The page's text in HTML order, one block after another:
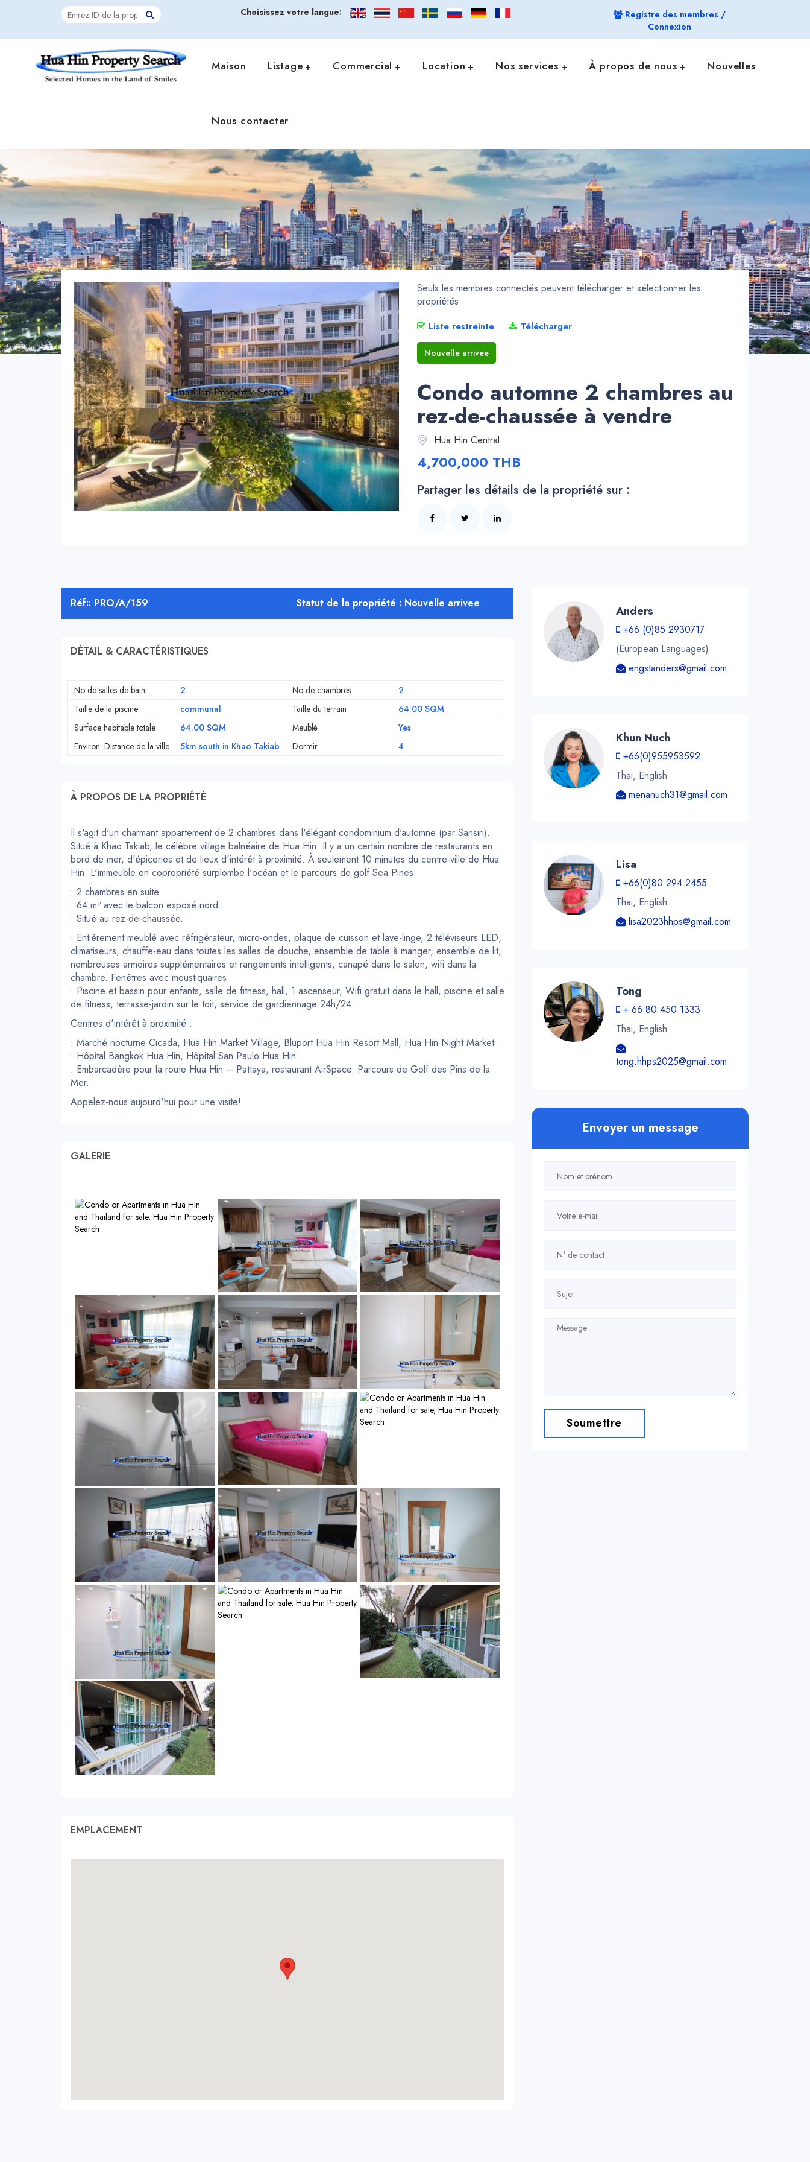
Choisissez votre langue:
Registre des membres /
Connexion
Maison Listage Commercial Location Nos services À propos de nous Nouvelles
Nous contacter
Seuls les membres connectés peuvent télécharger et sélectionner les
propriétés
Liste restreinte Télécharger
Nouvelle arrivee
Condo automne 2 chambres au
rez-de-chaussée à vendre
Hua Hin Central
4,700,000 THB
Partager les détails de la propriété sur :
Réf:: PRO/A/159 Statut de la propriété : Nouvelle arrivee
DÉTAIL & CARACTÉRISTIQUES
No de salles de bain 2 No de chambres
2
Taille de la piscine
communal Taille du terrain
64.00 SQM
Surface habitable totale
64.00 SQM Meublé
Yes
Environ. Distance de la ville
5km south in Khao Takiab Dormir 4
À PROPOS DE LA PROPRIÉTÉ
Il s'agit d'un charmant appartement de 2 chambres dans l'élégant condominium d'automne (par Sansiri).
Situé à Khao Takiab, le célèbre village balnéaire de Hua Hin. Il y a un certain nombre de restaurants en
bord de mer, d'épiceries et de lieux d'intérêt à proximité. À seulement 10 minutes du centre-ville de Hua
Hin. L'immeuble en copropriété surplombe l'océan et le parcours de golf Sea Pines.
: 2 chambres en suite
: 64 m² avec le balcon exposé nord.
: Situé au rez-de-chaussée.
: Entièrement meublé avec réfrigérateur, micro-ondes, plaque de cuisson et lave-linge, 2 téléviseurs LED,
climatiseurs, chauffe-eau dans toutes les salles de douche, ensemble de table à manger, ensemble de lit,
nombreuses armoires supplémentaires et rangements intelligents, canapé dans le salon, wifi dans la
chambre. Fenêtres avec moustiquaires
: Piscine et bassin pour enfants, salle de fitness, hall, 1 ascenseur, Wifi gratuit dans le hall, piscine et salle
de fitness, terrasse-jardin sur le toit, service de gardiennage 24h/24.
Centres d'intérêt à proximité :
: Marché nocturne Cicada, Hua Hin Market Village, Bluport Hua Hin Resort Mall, Hua Hin Night Market
: Hôpital Bangkok Hua Hin, Hôpital San Paulo Hua Hin
: Embarcadère pour la route Hua Hin – Pattaya, restaurant AirSpace. Parcours de Golf des Pins de la
Mer.
Appelez-nous aujourd'hui pour une visite!
GALERIE
EMPLACEMENT
Anders
+66 (0)85 2930717
(European Languages)
engstanders@gmail.com
Khun Nuch
+66(0)955953592
Thai, English
menanuch31@gmail.com
Lisa
+66(0)80 294 2455
Thai, English
lisa2023hhps@gmail.com
Tong
+ 66 80 450 1333
Thai, English
tong.hhps2025@gmail.com
Envoyer un message
Soumettre